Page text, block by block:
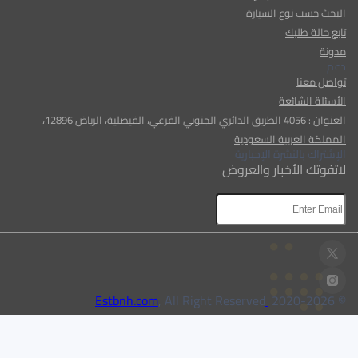
البحث حسب نوع السيارة
تابع حالة طلبك
مدونة
دعم
تواصل معنا
الأسئلة الشائعة
العنوان : 4056 الطريق الدائري الجنوبي الفرعي، الفيصلية، الرياض 12896،
المملكة العربية السعودية
الإشتراك بالنشرة الإخبارية
لاتفوتك الأخبار والعروض
© 2020-
2026
Estbnh.com
, All Right Reserved